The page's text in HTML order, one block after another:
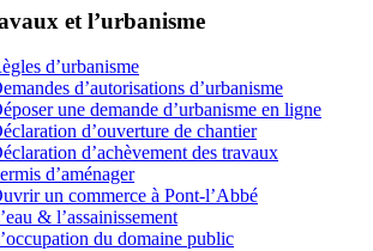
et l’urbanisme
d’urbanisme
d’autorisations d’urbanisme
une demande d’urbanisme en ligne
d’ouverture de chantier
d’achèvement des travaux
d’aménager
un commerce à Pont-l’Abbé
& l’assainissement
du domaine public